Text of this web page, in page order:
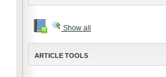
Show all
ARTICLE TOOLS